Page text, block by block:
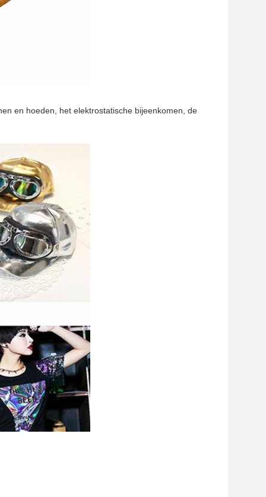
en hoeden, het elektrostatische bijeenkomen, de